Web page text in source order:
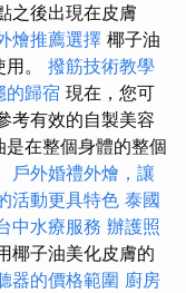
之後出現在皮膚
燴推薦選擇 椰子油
。 撥筋技術教學
的歸宿 現在，您可
考有效的自製美容
在整個身體的整個
戶外婚禮外燴，讓
活動更具特色 泰國
中水療服務 辦護照
椰子油美化皮膚的
器的價格範圍 廚房